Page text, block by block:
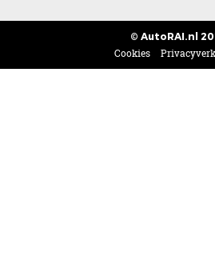
© AutoRAI.nl
Cookies